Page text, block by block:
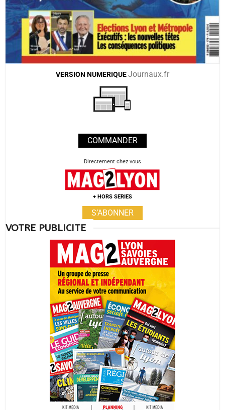
VERSION NUMERIQUEJournaux.fr
COMMANDER
Directement chez vous
+ HORS SERIES
S’ABONNER
VOTRE PUBLICITE